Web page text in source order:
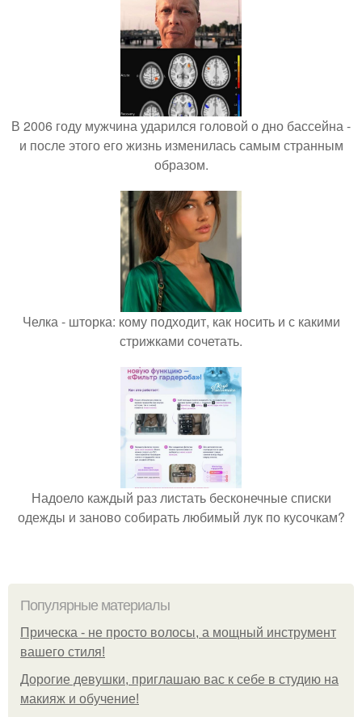
В 2006 году мужчина ударился головой о дно бассейна -
и после этого его жизнь изменилась самым странным
образом.
Челка - шторка: кому подходит, как носить и с какими
стрижками сочетать.
Надоело каждый раз листать бесконечные списки
одежды и заново собирать любимый лук по кусочкам?
Популярные материалы
Прическа - не просто волосы, а мощный инструмент
вашего стиля!
Дорогие девушки, приглашаю вас к себе в студию на
макияж и обучение!